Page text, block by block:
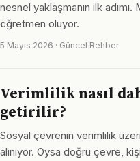
nesnel yaklaşmanın ilk
öğretmen oluyor.
5 Mayıs 2026 · Güncel Rehber
Verimlilik nasıl
getirilir?
Sosyal çevrenin verimlilik
alınıyor. Oysa doğru çevre,